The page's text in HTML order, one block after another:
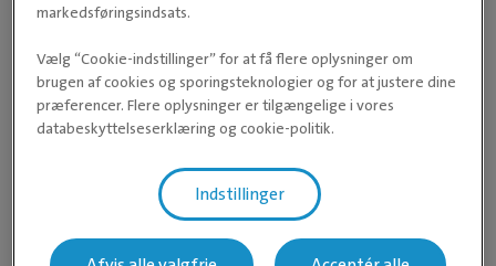
betyder at vores veterinærsygeplejersker ikke længere må
hjælpe jer med spørgsmål.
Da det bliver vigtigere at finde frem til den bakterie eller virus vi
fokus på dyrkning og resistens bestemmelse, så det korrekte
antibiotika vælges. Det betyder at vi for nogle patientgrupper
markedsføringsindsats.
Vælg “Cookie-indstillinger” for at få flere oplysninger om
brugen af cookies og sporingsteknologier og for at justere dine
præferencer. Flere oplysninger er tilgængelige i vores
databeskyttelseserklæring og cookie-politik.
Indstillinger